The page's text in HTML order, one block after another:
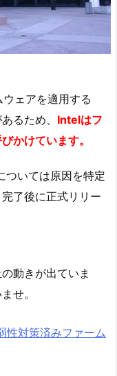
ェアを適用する
るため、 Intelはフ
かけています。
ついては原因を特定
了後に正式リリー
動きが出ていま
せ。
性対策済みファーム